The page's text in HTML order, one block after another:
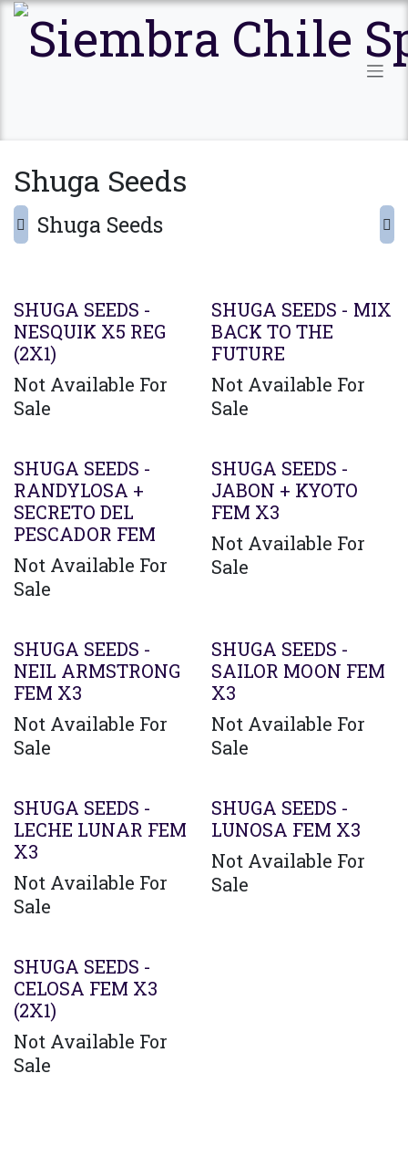
Ir al contenido
Shuga Seeds
Shuga Seeds
Agotado
SHUGA SEEDS -
NESQUIK X5 REG
(2X1)
Not Available For
Sale
SHUGA SEEDS - MIX
BACK TO THE
FUTURE
Not Available For
Sale
SHUGA SEEDS -
RANDYLOSA +
SECRETO DEL
PESCADOR FEM
Not Available For
Sale
Agotado
SHUGA SEEDS -
JABON + KYOTO
FEM X3
Not Available For
Sale
SHUGA SEEDS -
NEIL ARMSTRONG
FEM X3
Not Available For
Sale
SHUGA SEEDS -
SAILOR MOON FEM
X3
Not Available For
Sale
SHUGA SEEDS -
LECHE LUNAR FEM
X3
Not Available For
Sale
SHUGA SEEDS -
LUNOSA FEM X3
Not Available For
Sale
Agotado
SHUGA SEEDS -
CELOSA FEM X3
(2X1)
Not Available For
Sale